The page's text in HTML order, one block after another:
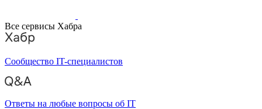
Все сервисы Хабра
Сообщество IT-специалистов
Ответы на любые вопросы об IT